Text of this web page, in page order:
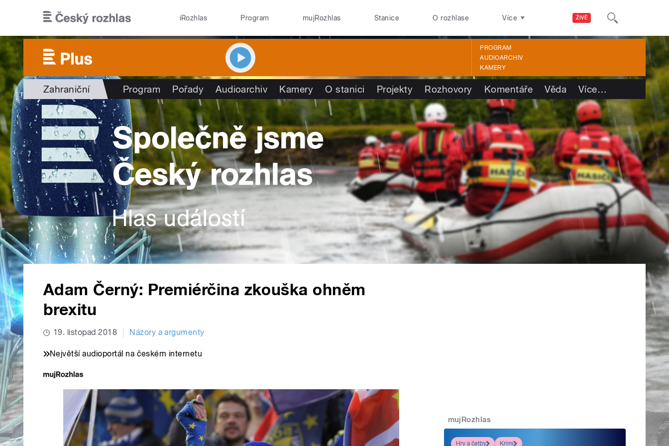
ŽIVĚ
iRozhlas Program mujRozhlas Stanice O rozhlase Více
PROGRAM
AUDIOARCHIV
KAMERY
Zahraniční Program Pořady Audioarchiv Kamery O stanici Projekty Rozhovory Komentáře Věda Více…
Adam Černý: Premiérčina zkouška ohněm
brexitu
19. listopad 2018 Názory a argumenty
Největší audioportál na českém internetu
mujRozhlas
Hry a četby Krimi